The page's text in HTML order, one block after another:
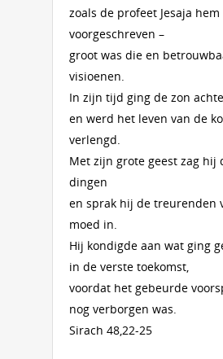
zoals de profeet Jesaja hem
voorgeschreven –
groot was die en
visioenen.
In zijn tijd ging de zon
en werd het leven van de
verlengd.
Met zijn grote geest zag hij
dingen
en sprak hij de treurenden
moed in.
Hij kondigde aan wat ging
in de verste toekomst,
voordat het gebeurde
nog verborgen was.
Sirach 48,22-25